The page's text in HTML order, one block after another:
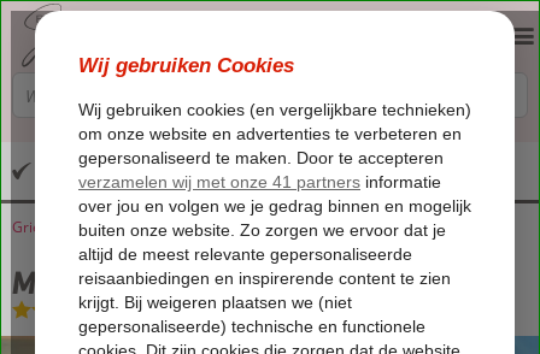
Altijd inclusief huurauto
Home
Griekenland Lesbos Molyvos Moon Garden
Moon Garden
Logies en ontbijt-Bed & Breakfast